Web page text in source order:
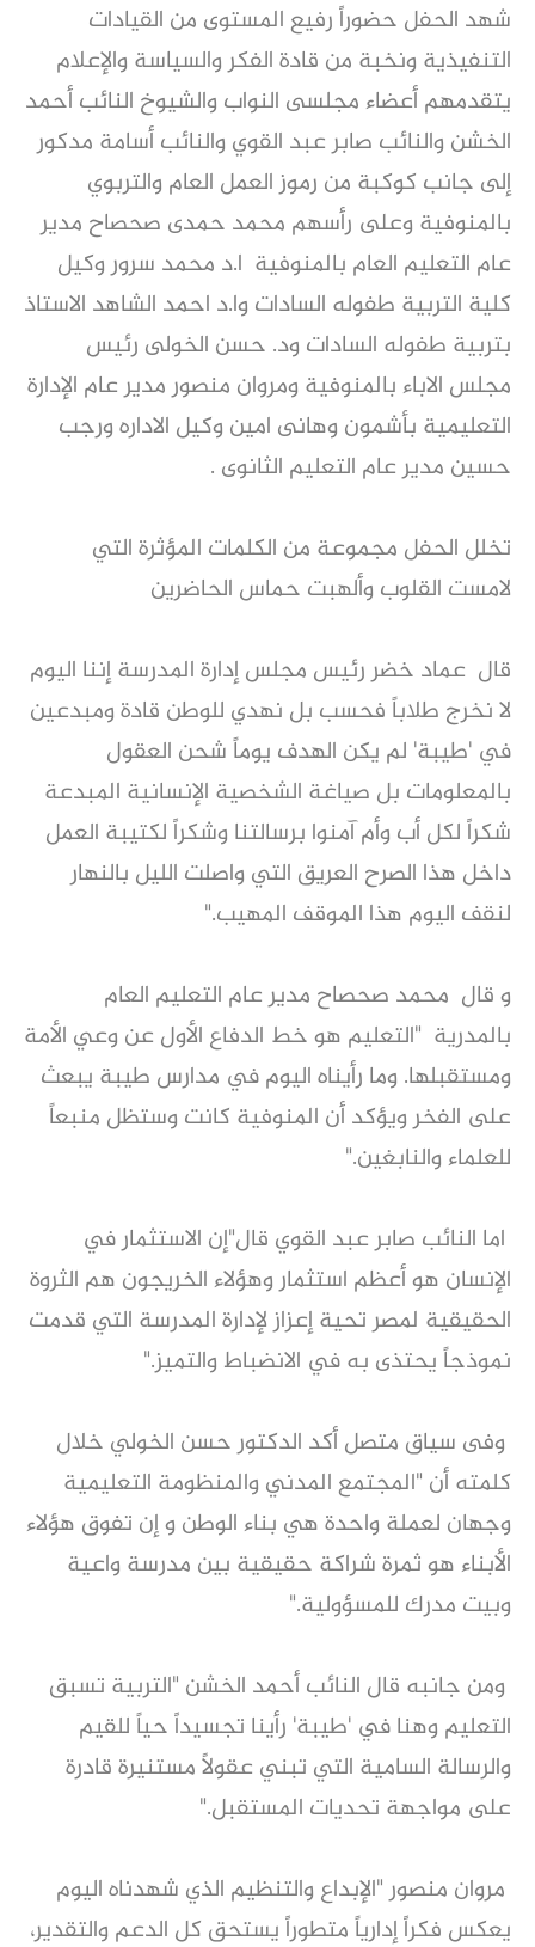
شهد الحفل حضوراً رفيع المستوى من القيادات
التنفيذية ونخبة من قادة الفكر والسياسة والإعلام
يتقدمهم أعضاء مجلسى النواب والشيوخ النائب أحمد
الخشن والنائب صابر عبد القوي والنائب أسامة مدكور
إلى جانب كوكبة من رموز العمل العام والتربوي
بالمنوفية وعلى رأسهم محمد حمدى صحصاح مدير
عام التعليم العام بالمنوفية ا.د محمد سرور وكيل
كلية التربية طفوله السادات وا.د احمد الشاهد الاستاذ
بتربية طفوله السادات ود. حسن الخولى رئيس
مجلس الاباء بالمنوفية ومروان منصور مدير عام الإدارة
التعليمية بأشمون وهانى امين وكيل الاداره ورجب
حسين مدير عام التعليم الثانوى .
تخلل الحفل مجموعة من الكلمات المؤثرة التي
لامست القلوب وألهبت حماس الحاضرين
قال عماد خضر رئيس مجلس إدارة المدرسة إننا اليوم
لا نخرج طلاباً فحسب بل نهدي للوطن قادة ومبدعين
في 'طيبة' لم يكن الهدف يوماً شحن العقول
بالمعلومات بل صياغة الشخصية الإنسانية المبدعة
شكراً لكل أب وأم آمنوا برسالتنا وشكراً لكتيبة العمل
داخل هذا الصرح العريق التي واصلت الليل بالنهار
لنقف اليوم هذا الموقف المهيب."
و قال محمد صحصاح مدير عام التعليم العام
بالمدرية "التعليم هو خط الدفاع الأول عن وعي الأمة
ومستقبلها. وما رأيناه اليوم في مدارس طيبة يبعث
على الفخر ويؤكد أن المنوفية كانت وستظل منبعاً
للعلماء والنابغين."
اما النائب صابر عبد القوي قال"إن الاستثمار في
الإنسان هو أعظم استثمار وهؤلاء الخريجون هم الثروة
الحقيقية لمصر تحية إعزاز لإدارة المدرسة التي قدمت
نموذجاً يحتذى به في الانضباط والتميز."
وفى سياق متصل أكد الدكتور حسن الخولي خلال
كلمته أن "المجتمع المدني والمنظومة التعليمية
وجهان لعملة واحدة هي بناء الوطن و إن تفوق هؤلاء
الأبناء هو ثمرة شراكة حقيقية بين مدرسة واعية
وبيت مدرك للمسؤولية."
ومن جانبه قال النائب أحمد الخشن "التربية تسبق
التعليم وهنا في 'طيبة' رأينا تجسيداً حياً للقيم
والرسالة السامية التي تبني عقولاً مستنيرة قادرة
على مواجهة تحديات المستقبل."
مروان منصور "الإبداع والتنظيم الذي شهدناه اليوم
يعكس فكراً إدارياً متطوراً يستحق كل الدعم والتقدير،